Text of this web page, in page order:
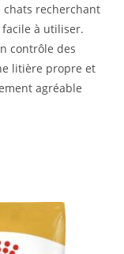
recherchant
à utiliser.
contrôle des
litière propre et
agréable